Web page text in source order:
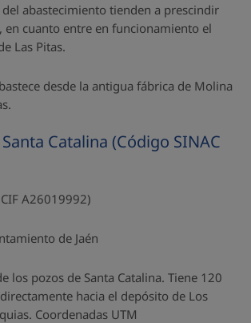
abastecimiento tienden a prescindir
en cuanto entre en funcionamiento el
Las Pitas.
desde la antigua fábrica de Molina
Catalina (Código SINAC
A26019992)
de Jaén
los pozos de Santa Catalina. Tiene 120
hacia el depósito de Los
Coordenadas UTM